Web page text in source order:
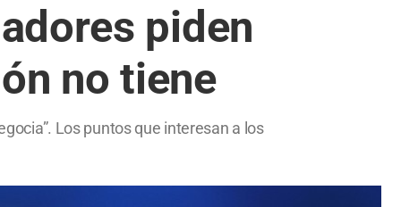
piden
no tiene
Los puntos que interesan a los